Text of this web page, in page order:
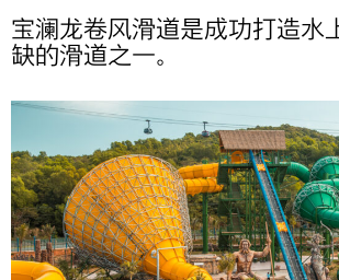
宝澜龙卷风滑道是成功打造水
缺的滑道之一。